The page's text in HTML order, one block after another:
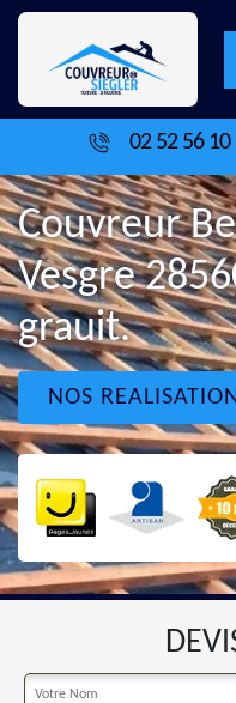
02 52 56 10
Couvreur
Vesgre
grauit.
NOS